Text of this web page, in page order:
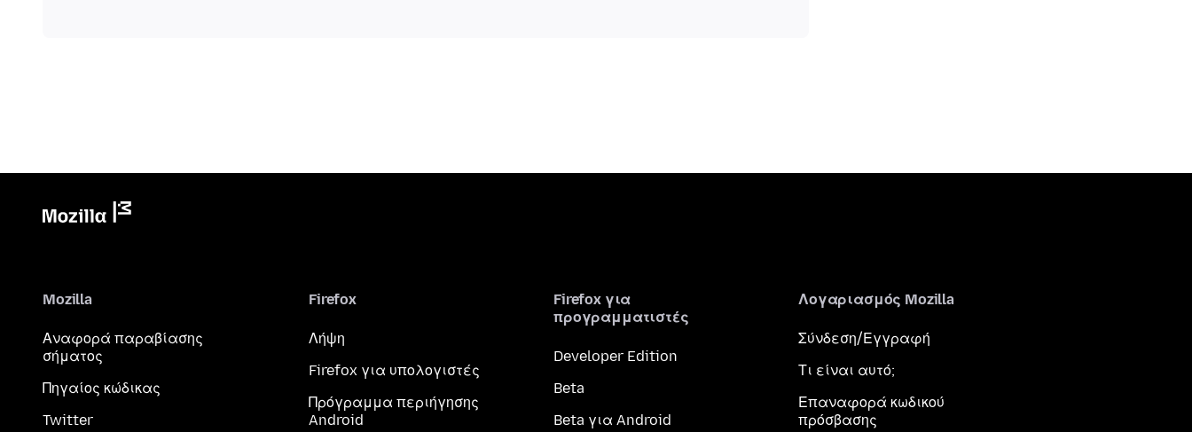
Mozilla
Αναφορά παραβίασης
σήματος
Πηγαίος κώδικας
Twitter
Firefox
Λήψη
Firefox για υπολογιστές
Πρόγραμμα περιήγησης
Android
Firefox για
προγραμματιστές
Developer Edition
Beta
Beta για Android
Λογαριασμός Mozilla
Σύνδεση/Εγγραφή
Τι είναι αυτό;
Επαναφορά κωδικού
πρόσβασης